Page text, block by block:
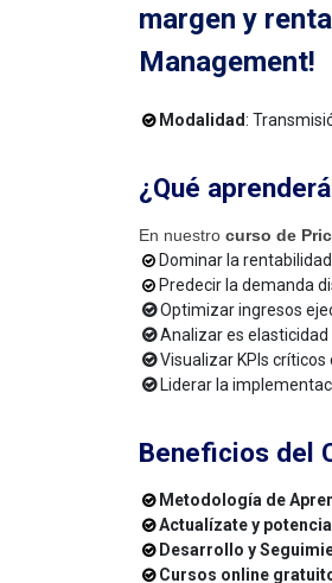
margen y
Management!
Modalidad:
¿Qué
En nuestro curso de
Dominar la
Predecir la demanda
Optimizar ingresos
Analizar es
Visualizar KPIs
Liderar la
Beneficios del
Metodología de
Actualízate y potencia
Desarrollo y
Cursos online